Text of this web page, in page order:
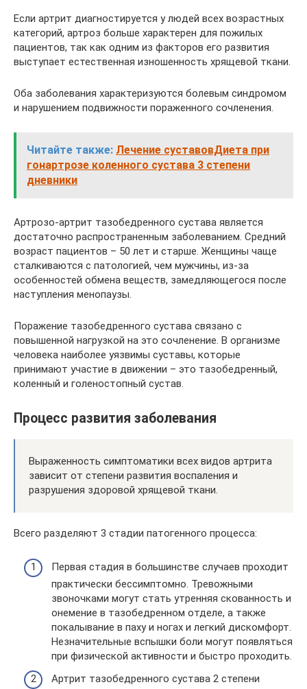
Если артрит диагностируется у людей всех возрастных
категорий, артроз больше характерен для пожилых
пациентов, так как одним из факторов его развития
выступает естественная изношенность хрящевой ткани.
Оба заболевания характеризуются болевым синдромом
и нарушением подвижности пораженного сочленения.
Читайте также: Лечение суставовДиета при
гонартрозе коленного сустава 3 степени
дневники
Артрозо-артрит тазобедренного сустава является
достаточно распространенным заболеванием. Средний
возраст пациентов – 50 лет и старше. Женщины чаще
сталкиваются с патологией, чем мужчины, из-за
особенностей обмена веществ, замедляющегося после
наступления менопаузы.
Поражение тазобедренного сустава связано с
повышенной нагрузкой на это сочленение. В организме
человека наиболее уязвимы суставы, которые
принимают участие в движении – это тазобедренный,
коленный и голеностопный сустав.
Процесс развития заболевания
Выраженность симптоматики всех видов артрита
зависит от степени развития воспаления и
разрушения здоровой хрящевой ткани.
Всего разделяют 3 стадии патогенного процесса:
Первая стадия в большинстве случаев проходит
практически бессимптомно. Тревожными
звоночками могут стать утренняя скованность и
онемение в тазобедренном отделе, а также
покалывание в паху и ногах и легкий дискомфорт.
Незначительные вспышки боли могут появляться
при физической активности и быстро проходить.
Артрит тазобедренного сустава 2 степени